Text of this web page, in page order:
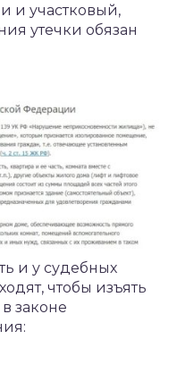
и участковый,
утечки обязан
и у судебных
чтобы изъять
законе